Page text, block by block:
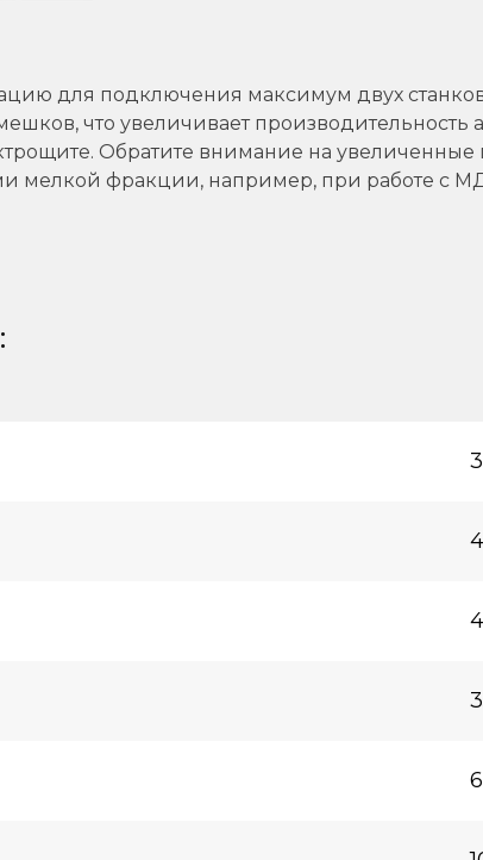
для подключения максимум двух
что увеличивает производительность
Обратите внимание на
мелкой фракции, например, при работе с
: